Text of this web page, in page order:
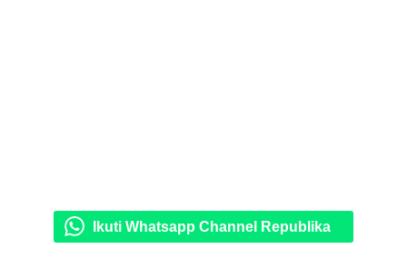
Ikuti Whatsapp Channel Republika